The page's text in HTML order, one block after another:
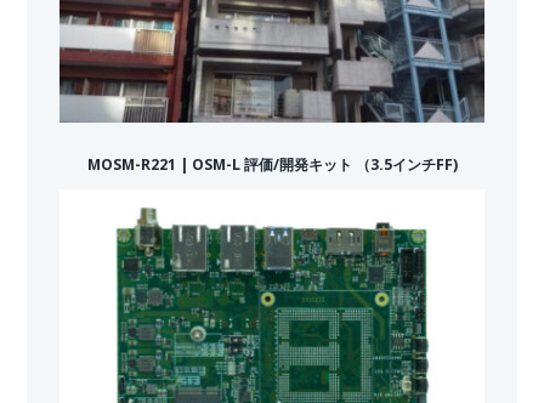
MOSM-R221 | OSM-L 評価/開発キット （3.5インチFF)